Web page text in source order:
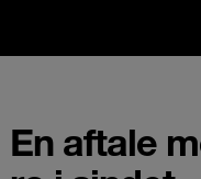
En aftale